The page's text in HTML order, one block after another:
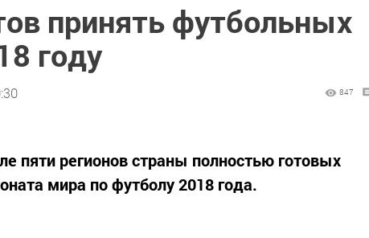
принять футбольных
году
847
пяти регионов страны полностью готовых
мира по футболу 2018 года.